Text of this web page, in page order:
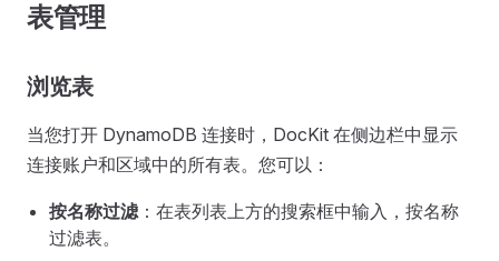
表管理
浏览表
当您打开 DynamoDB 连接时，DocKit 在侧边栏中显示
连接账户和区域中的所有表。您可以：
按名称过滤：在表列表上方的搜索框中输入，按名称
过滤表。